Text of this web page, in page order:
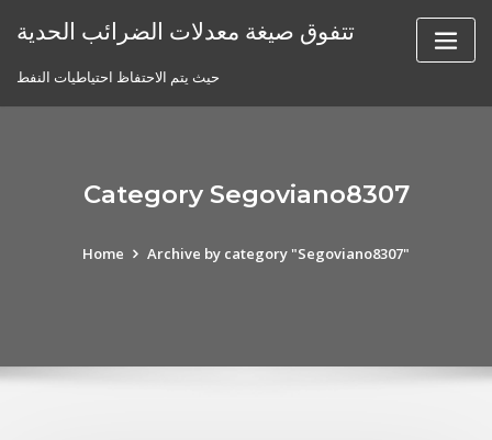
تتفوق صيغة معدلات الضرائب الحدية
حيث يتم الاحتفاظ احتياطيات النفط
Category Segoviano8307
Home Archive by category "Segoviano8307"